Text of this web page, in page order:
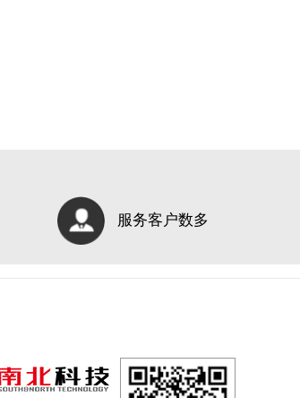
服务客户数多